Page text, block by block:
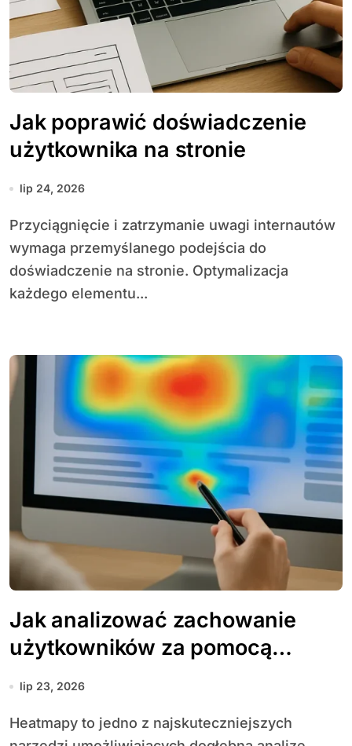
Jak poprawić doświadczenie
użytkownika na stronie
lip 24, 2026
Przyciągnięcie i zatrzymanie uwagi internautów
wymaga przemyślanego podejścia do
doświadczenie na stronie. Optymalizacja
każdego elementu...
Jak analizować zachowanie
użytkowników za pomocą
heatmap
lip 23, 2026
Heatmapy to jedno z najskuteczniejszych